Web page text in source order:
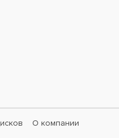
О компании